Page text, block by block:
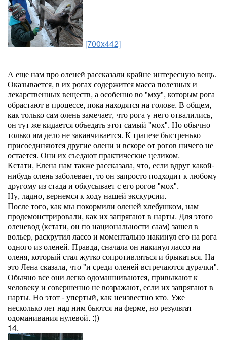
[700x442]
А еще нам про оленей рассказали крайне интересную вещь.
Оказывается, в их рогах содержится масса полезных и
лекарственных веществ, а особенно во "мху", которым рога
обрастают в процессе, пока находятся на голове. В общем,
как только сам олень замечает, что рога у него отвалились,
он тут же кидается объедать этот самый "мох". Но обычно
только им дело не заканчивается. К трапезе быстренько
присоединяются другие олени и вскоре от рогов ничего не
остается. Они их съедают практические целиком.
Кстати, Елена нам также рассказала, что, если вдруг какой-
нибудь олень заболевает, то он запросто подходит к любому
другому из стада и обкусывает с его рогов "мох".
Ну, ладно, вернемся к ходу нашей экскурсии.
После того, как мы покормили оленей хлебушком, нам
продемонстрировали, как их запрягают в нарты. Для этого
оленевод (кстати, он по национальности саам) зашел в
вольер, раскрутил лассо и моментально накинул его на рога
одного из оленей. Правда, сначала он накинул лассо на
оленя, который стал жутко сопротивляться и брыкаться. На
это Лена сказала, что "и среди оленей встречаются дурачки".
Обычно все они легко одомашниваются, привыкают к
человеку и совершенно не возражают, если их запрягают в
нарты. Но этот - упертый, как неизвестно кто. Уже
несколько лет над ним бьются на ферме, но результат
одоманивания нулевой. :))
14.